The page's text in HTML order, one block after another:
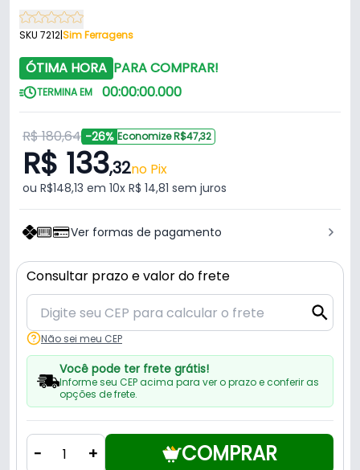
SKU 7212|Sim Ferragens
ÓTIMA HORA PARA COMPRAR!
TERMINA EM 00:00:00.000
R$ 180,64 -26% Economize R$47,32
R$ 133,32no Pix
ou R$148,13 em 10x R$ 14,81 sem juros
Ver formas de pagamento
Consultar prazo e valor do frete
Não sei meu CEP
Você pode ter frete grátis!
Informe seu CEP acima para ver o prazo e conferir as
opções de frete.
- + COMPRAR